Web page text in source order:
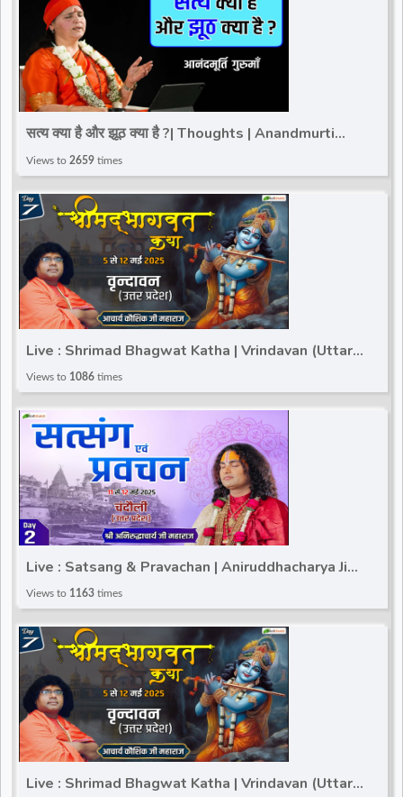
सत्य क्या है और झूठ क्या है ?| Thoughts | Anandmurti
Gurumaa | Total Bhakti
Views to 2659 times
Live : Shrimad Bhagwat Katha | Vrindavan (Uttar
Pradesh) | Acharya Kaushik Ji Maharaj | Day 7
Views to 1086 times
Live : Satsang & Pravachan | Aniruddhacharya Ji
Maharaj | Chandauli (Uttar Pradesh) | Day 2
Views to 1163 times
Live : Shrimad Bhagwat Katha | Vrindavan (Uttar